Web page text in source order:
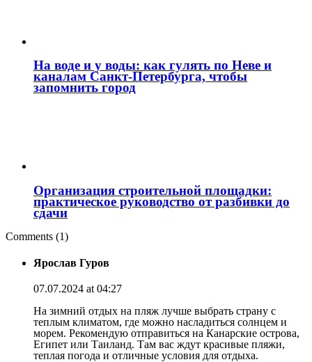
На воде и у воды: как гулять по Неве и
каналам Санкт‑Петербурга, чтобы
запомнить город
Организация строительной площадки:
практическое руководство от разбивки до
сдачи
Comments (1)
Ярослав Гуров
07.07.2024 at 04:27
На зимний отдых на пляж лучше выбрать страну с
теплым климатом, где можно насладиться солнцем и
морем. Рекомендую отправиться на Канарские острова,
Египет или Таиланд. Там вас ждут красивые пляжи,
теплая погода и отличные условия для отдыха.